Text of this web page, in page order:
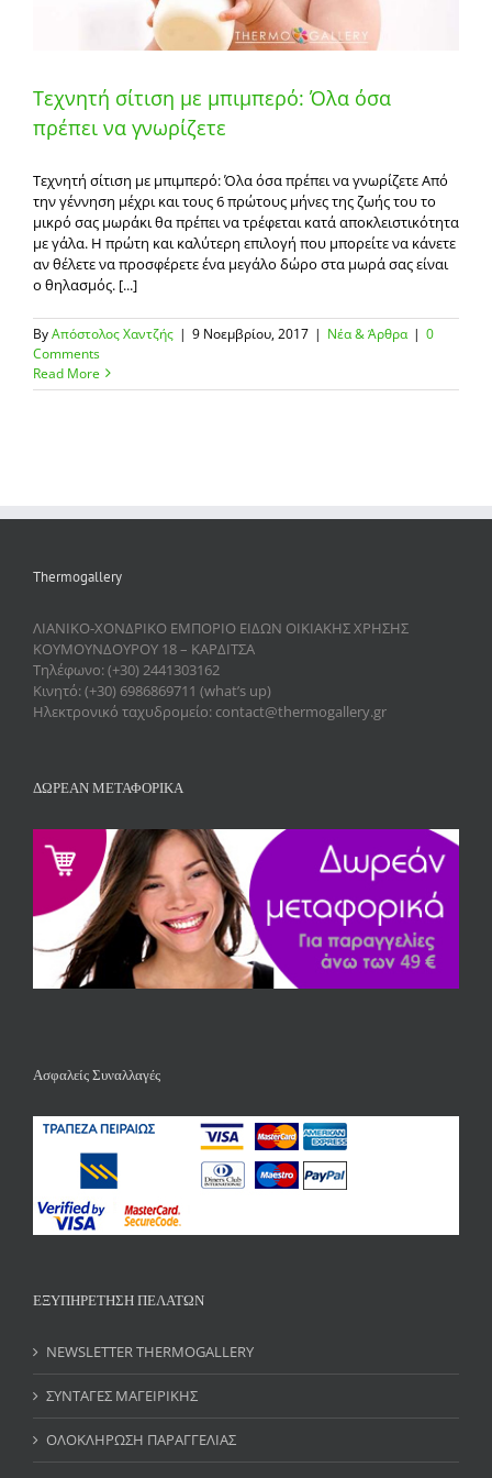
Τεχνητή σίτιση με μπιμπερό: Όλα όσα
πρέπει να γνωρίζετε
Τεχνητή σίτιση με μπιμπερό: Όλα όσα πρέπει να γνωρίζετε Από
την γέννηση μέχρι και τους 6 πρώτους μήνες της ζωής του το
μικρό σας μωράκι θα πρέπει να τρέφεται κατά αποκλειστικότητα
με γάλα. Η πρώτη και καλύτερη επιλογή που μπορείτε να κάνετε
αν θέλετε να προσφέρετε ένα μεγάλο δώρο στα μωρά σας είναι
ο θηλασμός. [...]
ByΑπόστολος Χαντζής | 9 Νοεμβρίου, 2017 | Νέα & Άρθρα | 0
Comments
Read More
Thermogallery
ΛΙΑΝΙΚΟ-ΧΟΝΔΡΙΚΟ ΕΜΠΟΡΙΟ ΕΙΔΩΝ ΟΙΚΙΑΚΗΣ ΧΡΗΣΗΣ
ΚΟΥΜΟΥΝΔΟΥΡΟΥ 18 – ΚΑΡΔΙΤΣΑ
Τηλέφωνο: (+30) 2441303162
Κινητό: (+30) 6986869711 (what’s up)
Ηλεκτρονικό ταχυδρομείο: contact@thermogallery.gr
ΔΩΡΕΑΝ ΜΕΤΑΦΟΡΙΚΑ
Ασφαλείς Συναλλαγές
ΕΞΥΠΗΡΕΤΗΣΗ ΠΕΛΑΤΩΝ
NEWSLETTER THERMOGALLERY
ΣΥΝΤΑΓΕΣ ΜΑΓΕΙΡΙΚΗΣ
ΟΛΟΚΛΗΡΩΣΗ ΠΑΡΑΓΓΕΛΙΑΣ